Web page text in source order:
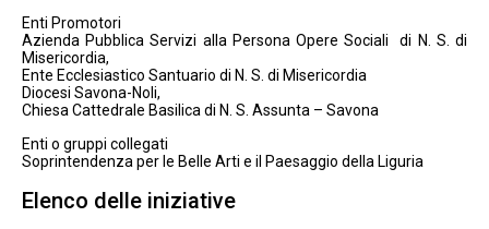
Enti Promotori
Azienda Pubblica Servizi alla Persona Opere Sociali di N. S. di
Misericordia,
Ente Ecclesiastico Santuario di N. S. di Misericordia
Diocesi Savona-Noli,
Chiesa Cattedrale Basilica di N. S. Assunta – Savona
Enti o gruppi collegati
Soprintendenza per le Belle Arti e il Paesaggio della Liguria
Elenco delle iniziative